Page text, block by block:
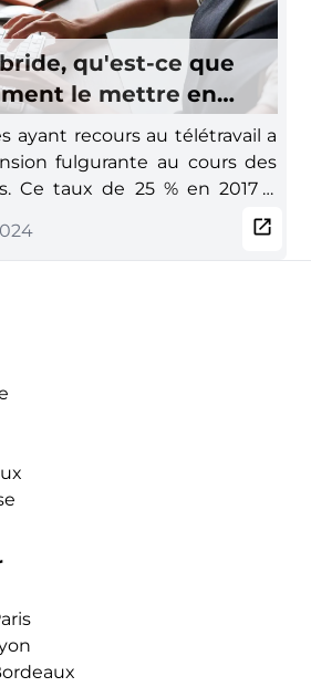
des interactions spontanées
compétences variées.
qu'est-ce que
le mettre en
ayant recours au télétravail a
fulgurante au cours des
Ce taux de 25 % en 2017 a
cours de la pandémie du
2020). Aujourd'hui, ce chiffre
à 36 % en 2024 avec une
à distance. Le
salariés les avantages des
Cette
du travail, entre
remote, peut s'articuler
: